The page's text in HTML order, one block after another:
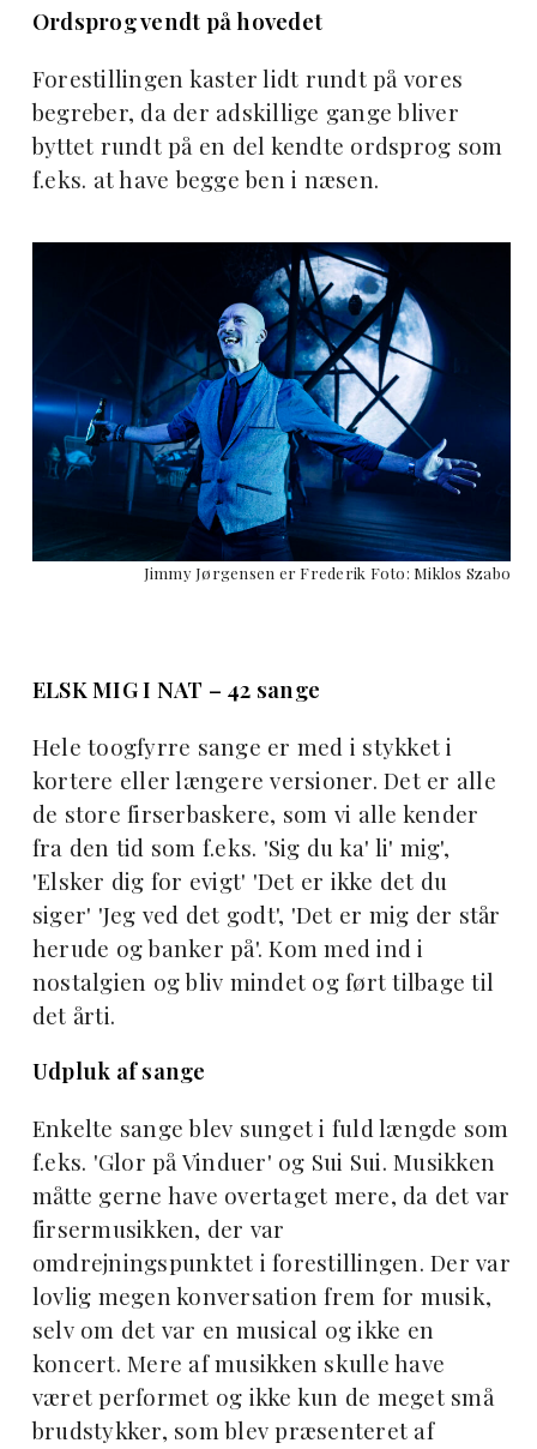
Ordsprog vendt på hovedet
Forestillingen kaster lidt rundt på vores
begreber, da der adskillige gange bliver
byttet rundt på en del kendte ordsprog som
f.eks. at have begge ben i næsen.
Jimmy Jørgensen er Frederik Foto: Miklos Szabo
ELSK MIG I NAT – 42 sange
Hele toogfyrre sange er med i stykket i
kortere eller længere versioner. Det er alle
de store firserbaskere, som vi alle kender
fra den tid som f.eks. 'Sig du ka' li' mig',
'Elsker dig for evigt' 'Det er ikke det du
siger' 'Jeg ved det godt', 'Det er mig der står
herude og banker på'. Kom med ind i
nostalgien og bliv mindet og ført tilbage til
det årti.
Udpluk af sange
Enkelte sange blev sunget i fuld længde som
f.eks. 'Glor på Vinduer' og Sui Sui. Musikken
måtte gerne have overtaget mere, da det var
firsermusikken, der var
omdrejningspunktet i forestillingen. Der var
lovlig megen konversation frem for musik,
selv om det var en musical og ikke en
koncert. Mere af musikken skulle have
været performet og ikke kun de meget små
brudstykker, som blev præsenteret af